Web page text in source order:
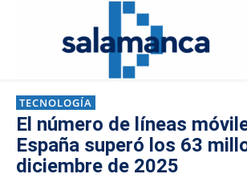
TECNOLOGÍA
El número de líneas
España superó los 63
diciembre de 2025